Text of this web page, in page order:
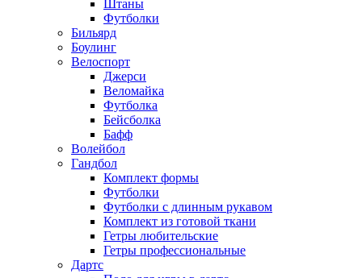
Штаны
Футболки
Бильярд
Боулинг
Велоспорт
Джерси
Веломайка
Футболка
Бейсболка
Бафф
Волейбол
Гандбол
Комплект формы
Футболки
Футболки с длинным рукавом
Комплект из готовой ткани
Гетры любительские
Гетры профессиональные
Дартс